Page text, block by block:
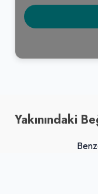
Yakınındaki